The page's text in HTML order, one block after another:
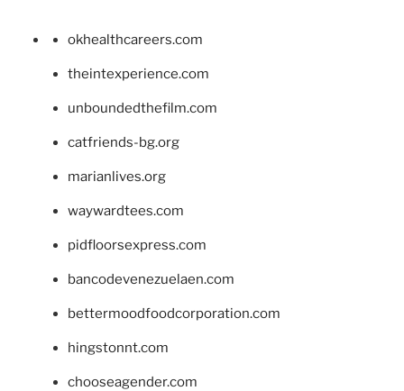
okhealthcareers.com
theintexperience.com
unboundedthefilm.com
catfriends-bg.org
marianlives.org
waywardtees.com
pidfloorsexpress.com
bancodevenezuelaen.com
bettermoodfoodcorporation.com
hingstonnt.com
chooseagender.com